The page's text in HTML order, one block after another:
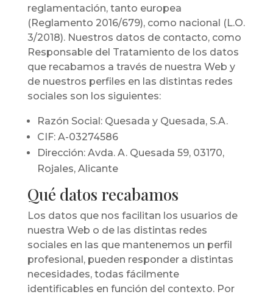
reglamentación, tanto europea
(Reglamento 2016/679), como nacional (L.O.
3/2018). Nuestros datos de contacto, como
Responsable del Tratamiento de los datos
que recabamos a través de nuestra Web y
de nuestros perfiles en las distintas redes
sociales son los siguientes:
Razón Social: Quesada y Quesada, S.A.
CIF: A-03274586
Dirección: Avda. A. Quesada 59, 03170,
Rojales, Alicante
Qué datos recabamos
Los datos que nos facilitan los usuarios de
nuestra Web o de las distintas redes
sociales en las que mantenemos un perfil
profesional, pueden responder a distintas
necesidades, todas fácilmente
identificables en función del contexto. Por